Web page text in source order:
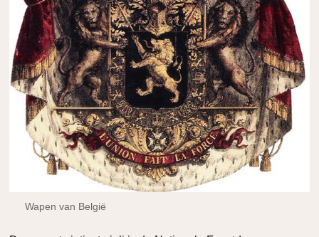
Wapen van België